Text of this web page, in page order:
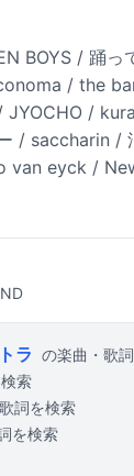
BOYS / 踊
/ the
JYOCHO /
/ saccharin /
van eyck /
ラ の楽曲・歌
索
詞を検索
を検索